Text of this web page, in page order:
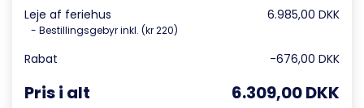
Leje af feriehus
- Bestillingsgebyr inkl. (kr 220)
6.985,00 DKK
Rabat -676,00 DKK
Pris i alt 6.309,00 DKK